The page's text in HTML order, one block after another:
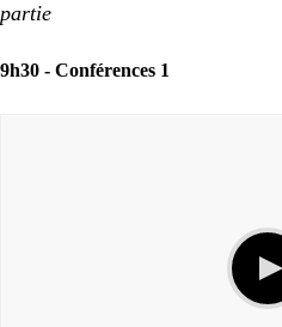
partie
9h30 - Conférences 1